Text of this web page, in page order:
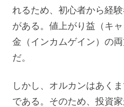
れるため、初心者から経
がある。値上がり益（キ
金（インカムゲイン）の
だ。
しかし、オルカンはあく
である。そのため、投資